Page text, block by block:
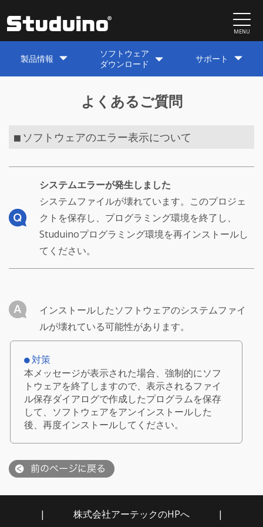
MENU
製品情報
ソフトウェア
ダウンロード
サポート
よくあるご質問
■ ソフトウェアのエラー表示について
システムエラーが発生しました
システムファイルが壊れています。このプロジェ
クトを保存し、プログラミング環境を終了し、
Studuinoプログラミング環境を再インストールし
てください。
インストールしたソフトウェアのシステムファイ
ルが壊れている可能性があります。
● 対策
本メッセージが表示された場合、強制的にソフ
トウェアを終了しますので、表示されるファイ
ル保存ダイアログで作成したプログラムを保存
して、ソフトウェアをアンインストールした
後、再度インストールしてください。
| 株式会社アーテックのHPへ |